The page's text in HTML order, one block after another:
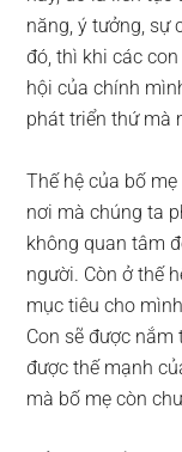
năng, ý tưởng, sự
đó, thì khi các
hội của chính
phát triển thứ mà
Thế hệ của bố
nơi mà chúng ta
không quan tâm
người. Còn ở thế
mục tiêu cho
Con sẽ được
được thế mạnh
mà bố mẹ còn